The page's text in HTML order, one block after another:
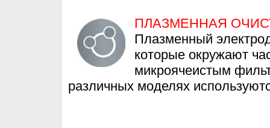
ПЛАЗМЕННАЯ
Плазменный
которые окружают
микроячеистым
различных моделях